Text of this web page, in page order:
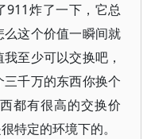
911炸了一下，它总
这个价值一瞬间就
至少可以交换吧，
千万的东西你换个
都有很高的交换价
特定的环境下的。